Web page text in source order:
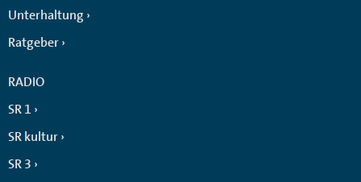
Unterhaltung
Ratgeber
RADIO
SR 1
SR kultur
SR 3